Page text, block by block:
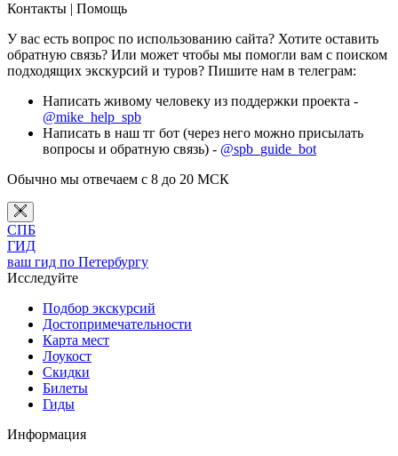
Контакты | Помощь
У вас есть вопрос по использованию сайта? Хотите оставить
обратную связь? Или может чтобы мы помогли вам с поиском
подходящих экскурсий и туров? Пишите нам в телеграм:
Написать живому человеку из поддержки проекта -
@mike_help_spb
Написать в наш тг бот (через него можно присылать
вопросы и обратную связь) - @spb_guide_bot
Обычно мы отвечаем с 8 до 20 МСК
СПБ
ГИД
ваш гид по Петербургу
Исследуйте
Подбор экскурсий
Достопримечательности
Карта мест
Лоукост
Скидки
Билеты
Гиды
Информация